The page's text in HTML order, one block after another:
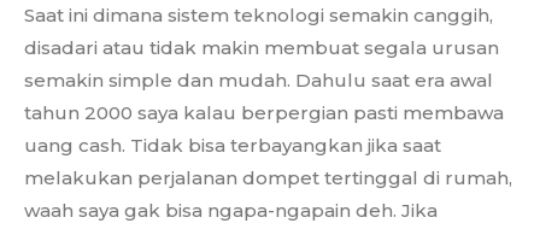
Saat ini dimana sistem teknologi semakin canggih,
disadari atau tidak makin membuat segala urusan
semakin simple dan mudah. Dahulu saat era awal
tahun 2000 saya kalau berpergian pasti membawa
uang cash. Tidak bisa terbayangkan jika saat
melakukan perjalanan dompet tertinggal di rumah,
waah saya gak bisa ngapa-ngapain deh. Jika